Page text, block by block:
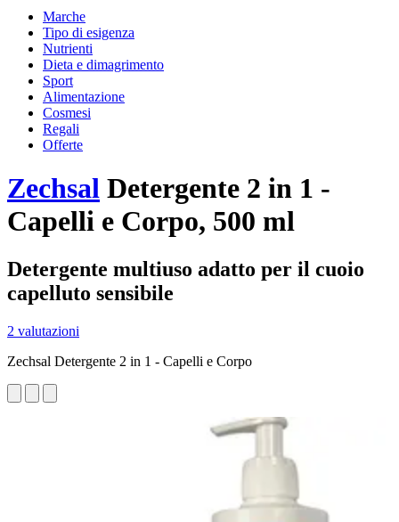
Marche
Tipo di esigenza
Nutrienti
Dieta e dimagrimento
Sport
Alimentazione
Cosmesi
Regali
Offerte
Zechsal Detergente 2 in 1 -
Capelli e Corpo, 500 ml
Detergente multiuso adatto per il cuoio
capelluto sensibile
2 valutazioni
Zechsal Detergente 2 in 1 - Capelli e Corpo